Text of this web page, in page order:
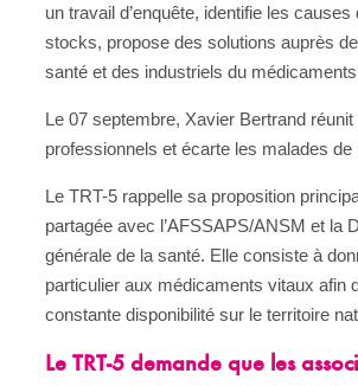
un travail d’enquête, identifie les
stocks, propose des solutions auprès
santé et des industriels du
Le 07 septembre, Xavier Bertrand réunit
professionnels et écarte les malades de
Le TRT-5 rappelle sa proposition
partagée avec l’AFSSAPS/ANSM et la
générale de la santé. Elle consiste à
particulier aux médicaments vitaux afin
constante disponibilité sur le territoire
Le TRT-5 demande que les